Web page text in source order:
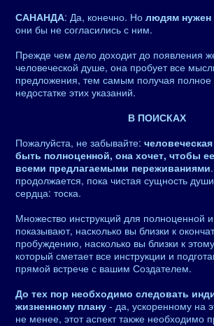
САНАНДА: Да, конечно. Но людям нужен
они бы не согласились с ним.
Прежде чем дело доходит до появления
человеческой душе, она пробует все
предложения, тем самым получая полное
недостатке этих указаний.
В ПОИСКАХ
Пожалуйста, не забывайте:
быть полноценной, она хочет, чтобы
всеми предлагаемыми переживаниями
продолжается, пока чистая сущность
сердца: тоска.
Множество инструкций для полноценной
показывают, насколько вы близки к
пробуждению, насколько вы близки к
который сметает все инструкции и
прямой встрече с вашим Создателем.
До тех пор необходимо следовать
жизненному плану - да, ускоренному на
не менее, этот аспект также необходимо